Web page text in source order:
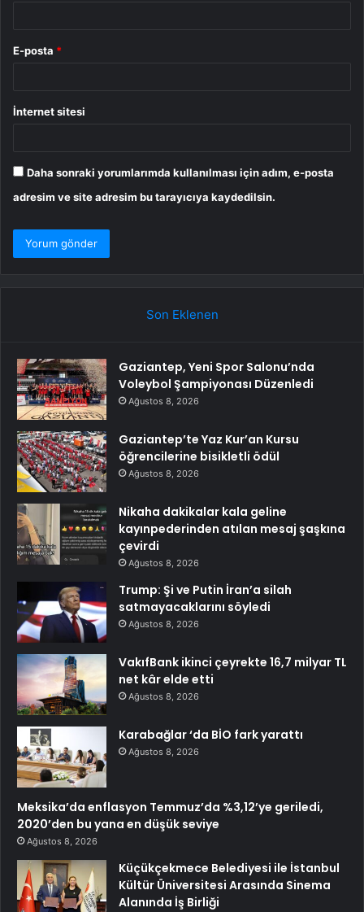
E-posta *
İnternet sitesi
Daha sonraki yorumlarımda kullanılması için adım, e-posta
adresim ve site adresim bu tarayıcıya kaydedilsin.
Son Eklenen
Gaziantep, Yeni Spor Salonu’nda
Voleybol Şampiyonası Düzenledi
Ağustos 8, 2026
Gaziantep’te Yaz Kur’an Kursu
öğrencilerine bisikletli ödül
Ağustos 8, 2026
Nikaha dakikalar kala geline
kayınpederinden atılan mesaj şaşkına
çevirdi
Ağustos 8, 2026
Trump: Şi ve Putin İran’a silah
satmayacaklarını söyledi
Ağustos 8, 2026
VakıfBank ikinci çeyrekte 16,7 milyar TL
net kâr elde etti
Ağustos 8, 2026
Karabağlar ‘da BİO fark yarattı
Ağustos 8, 2026
Meksika’da enflasyon Temmuz’da %3,12’ye geriledi,
2020’den bu yana en düşük seviye
Ağustos 8, 2026
Küçükçekmece Belediyesi ile İstanbul
Kültür Üniversitesi Arasında Sinema
Alanında İş Birliği